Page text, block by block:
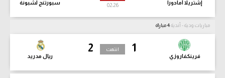
إشتريلا أمادورا سبورتنج لشبونة 02:28
مباريات ودية - أندية
1
فرينكفاروزي
2
ريال مدريد
انتهت